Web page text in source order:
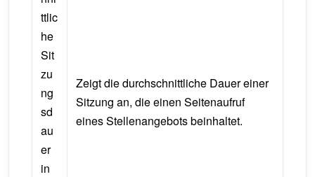
ttlic
he
Sit
zu
ng
sd
au
er
in
Zeigt die durchschnittliche Dauer einer
Sitzung an, die einen Seitenaufruf
eines Stellenangebots beinhaltet.